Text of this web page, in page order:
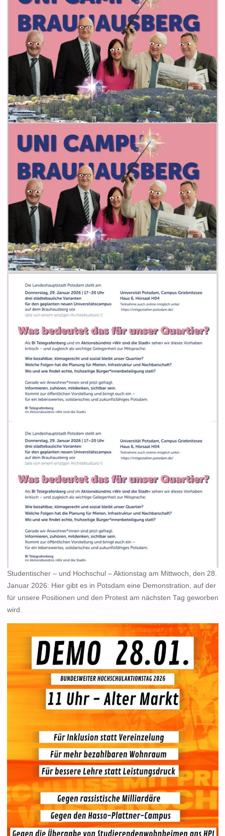
Studentischer – und Hochschul – Aktionstag am Mittwoch, den 28.
Januar 2026: Hier gibt es in Potsdam eine Demonstration, auf der
für unsere Positionen und den Protest am nächsten Tag geworben
wird.